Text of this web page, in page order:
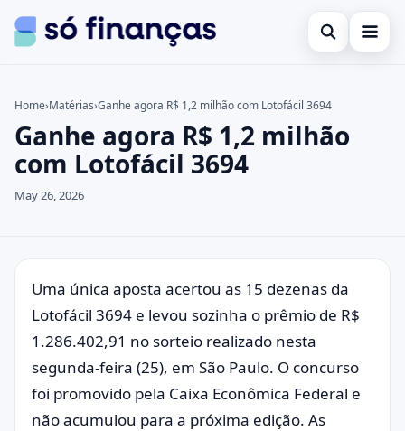
Open search
Empréstimos
Investimentos
Search the site ×
Search for:
Press Enter to search or ESC to close.
Home›Matérias›Ganhe agora R$ 1,2 milhão com Lotofácil 3694
Ganhe agora R$ 1,2 milhão
com Lotofácil 3694
May 26, 2026
Uma única aposta acertou as 15 dezenas da
Lotofácil 3694 e levou sozinha o prêmio de R$
1.286.402,91 no sorteio realizado nesta
segunda-feira (25), em São Paulo. O concurso
foi promovido pela Caixa Econômica Federal e
não acumulou para a próxima edição. As